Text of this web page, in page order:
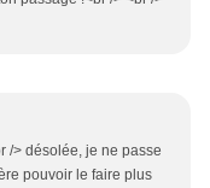
/> désolée, je ne passe
pouvoir le faire plus